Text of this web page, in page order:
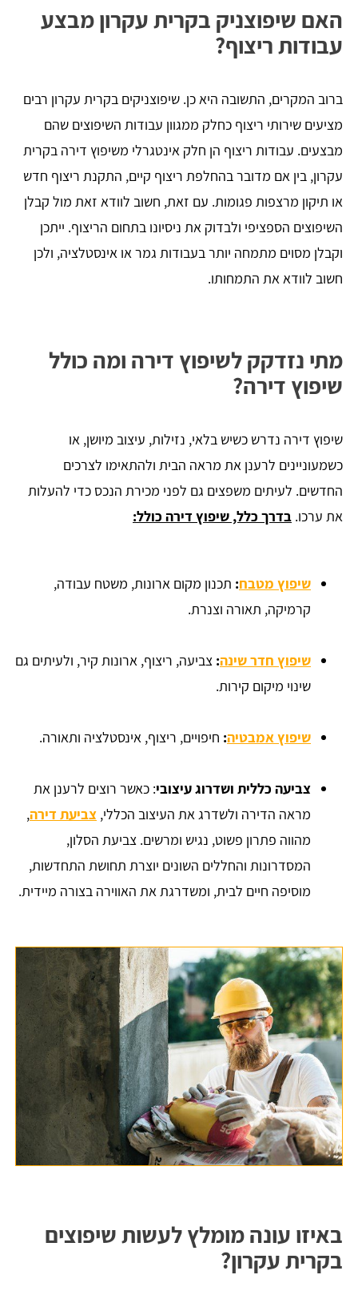
האם שיפוצניק בקרית עקרון מבצע
עבודות ריצוף?
ברוב המקרים, התשובה היא כן. שיפוצניקים בקרית עקרון רבים
מציעים שירותי ריצוף כחלק ממגוון עבודות השיפוצים שהם
מבצעים. עבודות ריצוף הן חלק אינטגרלי משיפוץ דירה בקרית
עקרון, בין אם מדובר בהחלפת ריצוף קיים, התקנת ריצוף חדש
או תיקון מרצפות פגומות. עם זאת, חשוב לוודא זאת מול קבלן
השיפוצים הספציפי ולבדוק את ניסיונו בתחום הריצוף. ייתכן
וקבלן מסוים מתמחה יותר בעבודות גמר או אינסטלציה, ולכן
חשוב לוודא את התמחותו.
מתי נזדקק לשיפוץ דירה ומה כולל
שיפוץ דירה?
שיפוץ דירה נדרש כשיש בלאי, נזילות, עיצוב מיושן, או
כשמעוניינים לרענן את מראה הבית ולהתאימו לצרכים
החדשים. לעיתים משפצים גם לפני מכירת הנכס כדי להעלות
את ערכו. בדרך כלל, שיפוץ דירה כולל:
שיפוץ מטבח: תכנון מקום ארונות, משטח עבודה,
קרמיקה, תאורה וצנרת.
שיפוץ חדר שינה: צביעה, ריצוף, ארונות קיר, ולעיתים גם
שינוי מיקום קירות.
שיפוץ אמבטיה: חיפויים, ריצוף, אינסטלציה ותאורה.
צביעה כללית ושדרוג עיצובי: כאשר רוצים לרענן את
מראה הדירה ולשדרג את העיצוב הכללי, צביעת דירה,
מהווה פתרון פשוט, נגיש ומרשים. צביעת הסלון,
המסדרונות והחללים השונים יוצרת תחושת התחדשות,
מוסיפה חיים לבית, ומשדרגת את האווירה בצורה מיידית.
באיזו עונה מומלץ לעשות שיפוצים
בקרית עקרון?